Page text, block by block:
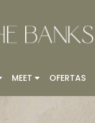
MEET OFERTAS